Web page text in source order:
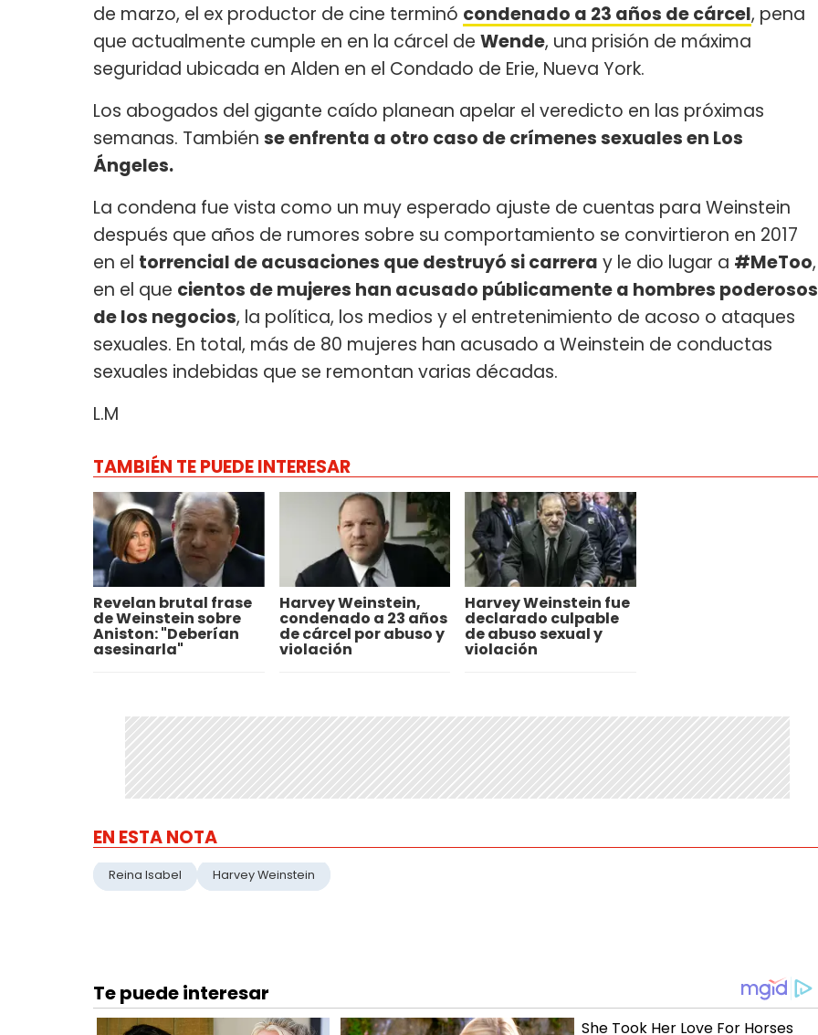
de marzo, el ex productor de cine terminó condenado a 23 años de cárcel, pena
que actualmente cumple en en la cárcel de Wende, una prisión de máxima
seguridad ubicada en Alden en el Condado de Erie, Nueva York.
Los abogados del gigante caído planean apelar el veredicto en las próximas
semanas. También se enfrenta a otro caso de crímenes sexuales en Los
Ángeles.
La condena fue vista como un muy esperado ajuste de cuentas para Weinstein
después que años de rumores sobre su comportamiento se convirtieron en 2017
en el torrencial de acusaciones que destruyó si carrera y le dio lugar a #MeToo,
en el que cientos de mujeres han acusado públicamente a hombres poderosos
de los negocios, la política, los medios y el entretenimiento de acoso o ataques
sexuales. En total, más de 80 mujeres han acusado a Weinstein de conductas
sexuales indebidas que se remontan varias décadas.
L.M
TAMBIÉN TE PUEDE INTERESAR
Revelan brutal frase
de Weinstein sobre
Aniston: "Deberían
asesinarla"
Harvey Weinstein,
condenado a 23 años
de cárcel por abuso y
violación
Harvey Weinstein fue
declarado culpable
de abuso sexual y
violación
EN ESTA NOTA
Reina Isabel Harvey Weinstein